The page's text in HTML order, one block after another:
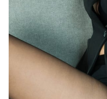
花铃 – NO.20 猩红护士